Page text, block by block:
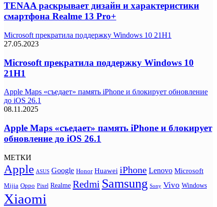
TENAA раскрывает дизайн и характеристики
смартфона Realme 13 Pro+
Microsoft прекратила поддержку Windows 10 21H1
27.05.2023
Microsoft прекратила поддержку Windows 10
21H1
Apple Maps «съедает» память iPhone и блокирует обновление
до iOS 26.1
08.11.2025
Apple Maps «съедает» память iPhone и блокирует
обновление до iOS 26.1
МЕТКИ
Apple ASUS Google Honor Huawei iPhone Lenovo Microsoft
Mijia Oppo Pixel Realme Redmi Samsung Sony Vivo Windows
Xiaomi